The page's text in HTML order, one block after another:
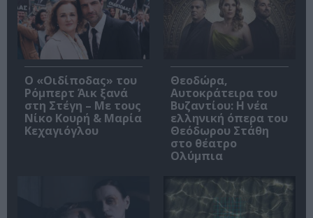
O «Οιδίποδας» του
Ρόμπερτ Άικ ξανά
στη Στέγη – Με τους
Νίκο Κουρή & Μαρία
Κεχαγιόγλου
Θεοδώρα,
Αυτοκράτειρα του
Βυζαντίου: Η νέα
ελληνική όπερα του
Θεόδωρου Στάθη
στο θέατρο
Ολύμπια